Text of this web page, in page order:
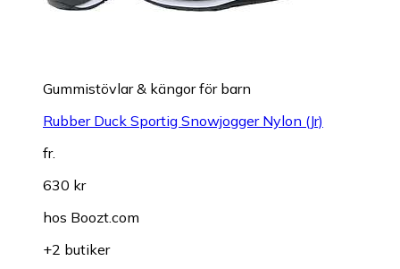
Gummistövlar & kängor för barn
Rubber Duck Sportig Snowjogger Nylon (Jr)
fr.
630 kr
hos Boozt.com
+2 butiker